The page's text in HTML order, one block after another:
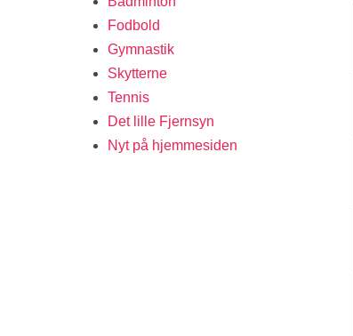
Fodbold
Gymnastik
Skytterne
Tennis
Det lille Fjernsyn
Nyt på hjemmesiden